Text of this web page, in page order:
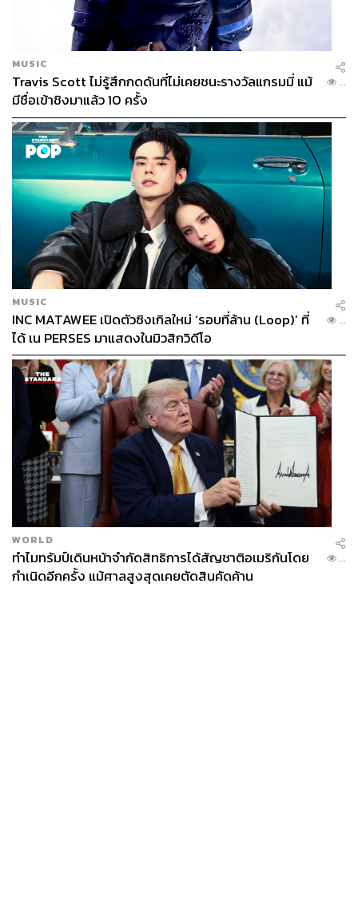
MUSIC
Travis Scott ไม่รู้สึกกดดันที่ไม่เคยชนะรางวัลแกรมมี่ แม้
มีชื่อเข้าชิงมาแล้ว 10 ครั้ง
...
MUSIC
INC MATAWEE เปิดตัวซิงเกิลใหม่ ‘รอบที่ล้าน (Loop)’ ที่
ได้ เน PERSES มาแสดงในมิวสิกวิดีโอ
...
WORLD
ทำไมทรัมป์เดินหน้าจำกัดสิทธิการได้สัญชาติอเมริกันโดย
กำเนิดอีกครั้ง แม้ศาลสูงสุดเคยตัดสินคัดค้าน
...